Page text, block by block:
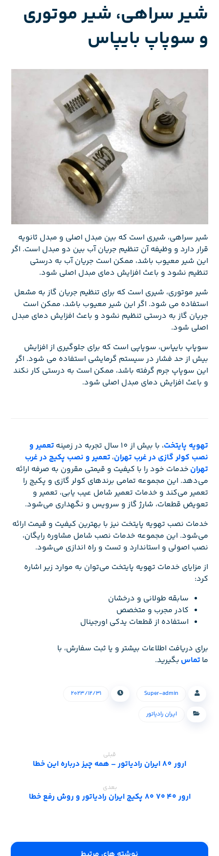
شیر سراهی، شیر موتوری
و سوپاپ بایپاس
شیر سراهی، شیری است که بین مبدل اصلی و مبدل ثانویه
قرار دارد و وظیفه آن تنظیم جریان آب بین دو مبدل است. اگر
این شیر معیوب باشد، ممکن است جریان آب به درستی
تنظیم نشود و باعث افزایش دمای مبدل اصلی شود.
شیر موتوری، شیری است که برای تنظیم جریان گاز به مشعل
استفاده می شود. اگر این شیر معیوب باشد، ممکن است
جریان گاز به درستی تنظیم نشود و باعث افزایش دمای مبدل
اصلی شود.
سوپاپ بایپاس، سوپاپی است که برای جلوگیری از افزایش
بیش از حد فشار در سیستم گرمایشی استفاده می شود. اگر
این سوپاپ جرم گرفته باشد، ممکن است به درستی کار نکند
و باعث افزایش دمای مبدل اصلی شود.
تهویه پایتخت، با بیش از 10 سال تجربه در زمینه
تعمیر و
نصب کولر گازی در غرب تهران، تعمیر و نصب پکیج در غرب
تهران خدمات خود را با کیفیت و قیمتی مقرون به صرفه ارائه
می‌دهد. این مجموعه تمامی برندهای کولر گازی و پکیج را
تعمیر می‌کند و خدمات تعمیر شامل عیب یابی، تعمیر و
تعویض قطعات، شارژ گاز و سرویس و نگهداری می‌شود.
خدمات نصب تهویه پایتخت نیز با بهترین کیفیت و قیمت ارائه
می‌شود. این مجموعه خدمات نصب شامل مشاوره رایگان،
نصب اصولی و استاندارد و تست و راه اندازی می‌شود.
از مزایای خدمات تهویه پایتخت می‌توان به موارد زیر اشاره
کرد:
سابقه طولانی و درخشان
کادر مجرب و متخصص
استفاده از قطعات یدکی اورجینال
برای دریافت اطلاعات بیشتر و یا ثبت سفارش، با
ما تماس بگیرید.
Super-admin ۲۰۲۳/۱۲/۳۱
ایران رادیاتور
قبلی
ارور 80 ایران رادیاتور – همه چیز درباره این خطا
بعدی
ارور ۴۰ ۷۰ ۸۰ پکیج ایران رادیاتور و روش رفع خطا